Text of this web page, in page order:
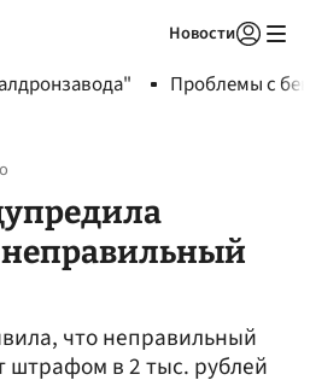
Новости
Проблемы с
что неправильный
штрафом в 2 тыс. рублей